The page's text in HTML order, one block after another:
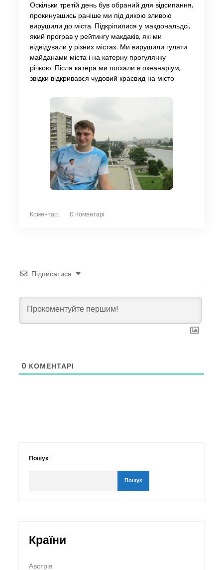
Оскільки третій день був обраний для відсипання,
прокинувшись раніше ми під дикою зливою
вирушили до міста. Підкріпилися у макдональдсі,
який програв у рейтингу макдаків, які ми
відвідували у різних містах. Ми вирушили гуляти
майданами міста і на катерну прогулянку
річкою. Після катера ми поїхали в океанаріум,
звідки відкривався чудовий краєвид на місто.
Коментар: 0 Коментарі
Підписатися
0 КОМЕНТАРІ
Пошук
Пошук
Країни
Австрія